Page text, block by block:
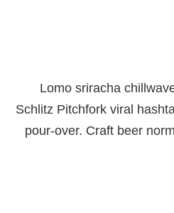
Lomo sriracha
Schlitz Pitchfork viral
pour-over. Craft beer